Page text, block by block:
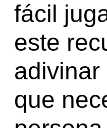
fácil
este
adivinar
que